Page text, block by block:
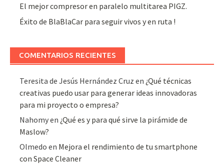
El mejor compresor en paralelo multitarea PIGZ.
Éxito de BlaBlaCar para seguir vivos y en ruta !
COMENTARIOS RECIENTES
Teresita de Jesús Hernández Cruz en ¿Qué técnicas
creativas puedo usar para generar ideas innovadoras
para mi proyecto o empresa?
Nahomyen ¿Qué es y para qué sirve la pirámide de
Maslow?
Olmedo en Mejora el rendimiento de tu smartphone
con Space Cleaner